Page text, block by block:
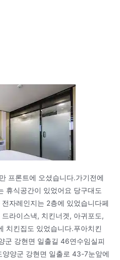
프론트에 오셨습니다.가기전에
휴식공간이 있었어요 당구대도
자레인지는 2층에 있었습니다페
라이스낵, 치킨너겟, 아귀포도,
치킨집도 있었습니다.푸아치킨
군 강현면 일출길 46연수임실피
양군 강현면 일출로 43-7눈앞에